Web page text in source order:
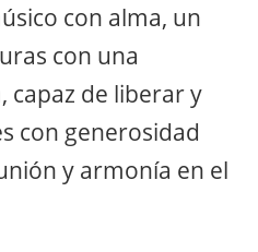
con alma, un
con una
capaz de liberar y
con generosidad
y armonía en el